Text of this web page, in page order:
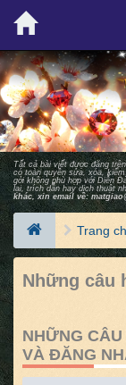
Tất cả bài viết được đăng
có toàn quyền sửa, xóa,
gởi không phù hợp với Diễn
lại, trích dẫn hay dịch thuật
khác, xin email về:
Trang
Những câu
NHỮNG
VÀ ĐĂNG